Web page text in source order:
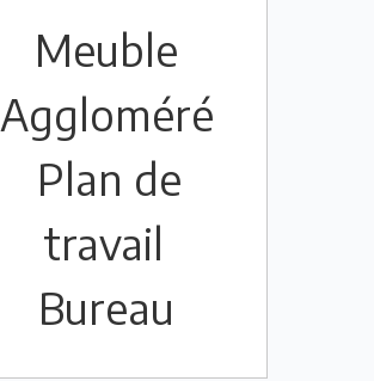
Meuble
Aggloméré
Plan de
travail
Bureau